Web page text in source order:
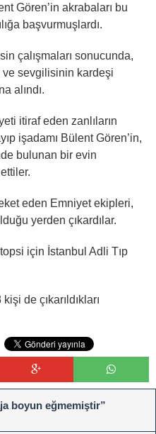
Gören’in akrabaları bu
başvurmuşlardı.
çalışmaları sonucunda,
ve sevgilisinin kardeşi
alındı.
itiraf eden zanlıların
işadamı Bülent Gören’in,
bulunan bir evin
eden Emniyet ekipleri,
yerden çıkardılar.
için İstanbul Adli Tıp
de çıkarıldıkları
boyun eğmemiştir”